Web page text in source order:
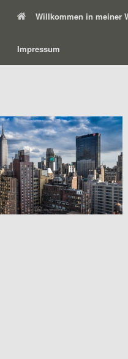
Willkommen in meiner
Impressum